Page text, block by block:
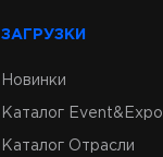
ЗАГРУЗКИ
Новинки
Каталог Event&Expo
Каталог Отрасли